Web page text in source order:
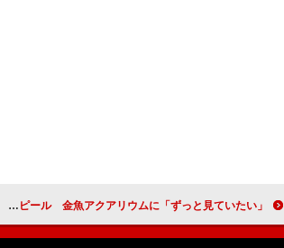
上戸彩、着物姿で金魚形の帯留めアピール 金魚アクアリウムに「ずっと見ていたい」